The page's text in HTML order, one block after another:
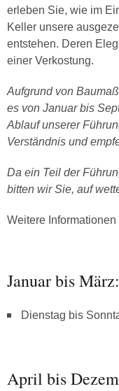
erleben Sie, wie im
Keller unsere
entstehen. Deren
einer Verkostung.
Aufgrund von
es von Januar bis
Ablauf unserer
Verständnis und
Da ein Teil der
bitten wir Sie, auf
Weitere
Januar bis März:
Dienstag bis
April bis